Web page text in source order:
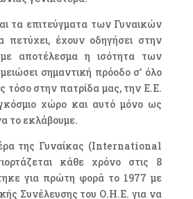
τα επιτεύγματα των Γυναικών
πετύχει, έχουν οδηγήσει στην
αποτέλεσμα η ισότητα των
σημαντική πρόοδο σ’ όλο
τόσο στην πατρίδα μας, την Ε.Ε.
χώρο και αυτό μόνο ως
το εκλάβουμε.
της Γυναίκας (International
κάθε χρόνο στις 8
για πρώτη φορά το 1977 με
Συνέλευσης του Ο.Η.Ε. για να